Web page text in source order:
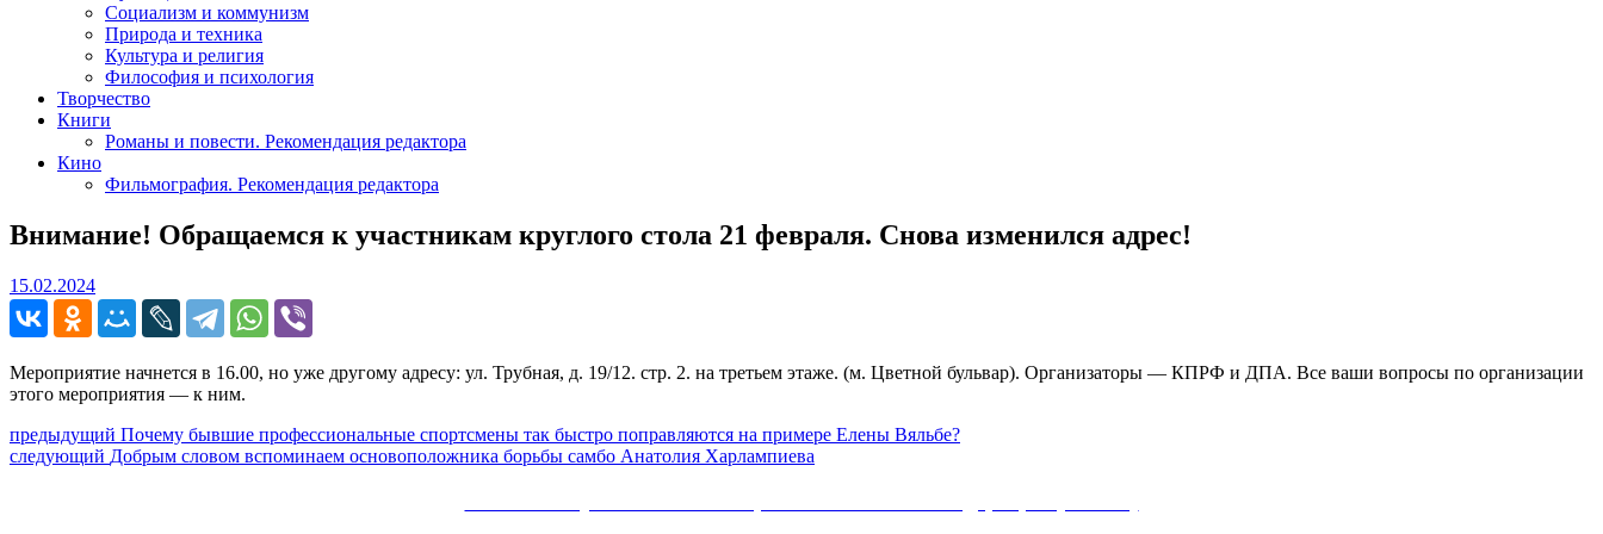
Социализм и коммунизм
Природа и техника
Культура и религия
Философия и психология
Творчество
Книги
Романы и повести. Рекомендация редактора
Кино
Фильмография. Рекомендация редактора
Внимание! Обращаемся к участникам круглого стола 21 февраля. Снова изменился адрес!
15.02.202415.02.2024
Мероприятие начнется в 16.00, но уже другому адресу: ул. Трубная, д. 19/12. стр. 2. на третьем этаже. (м. Цветной бульвар). Организаторы — КПРФ и ДПА. Все ваши вопросы по организации
этого мероприятия — к ним.
Навигация
по
предыдущий Предыдущий
пост:
Почему бывшие профессиональные спортсмены так быстро поправляются на примере Елены Вяльбе?
следующий Следующее
Добрым словом вспоминаем основоположника борьбы самбо Анатолия Харлампиева